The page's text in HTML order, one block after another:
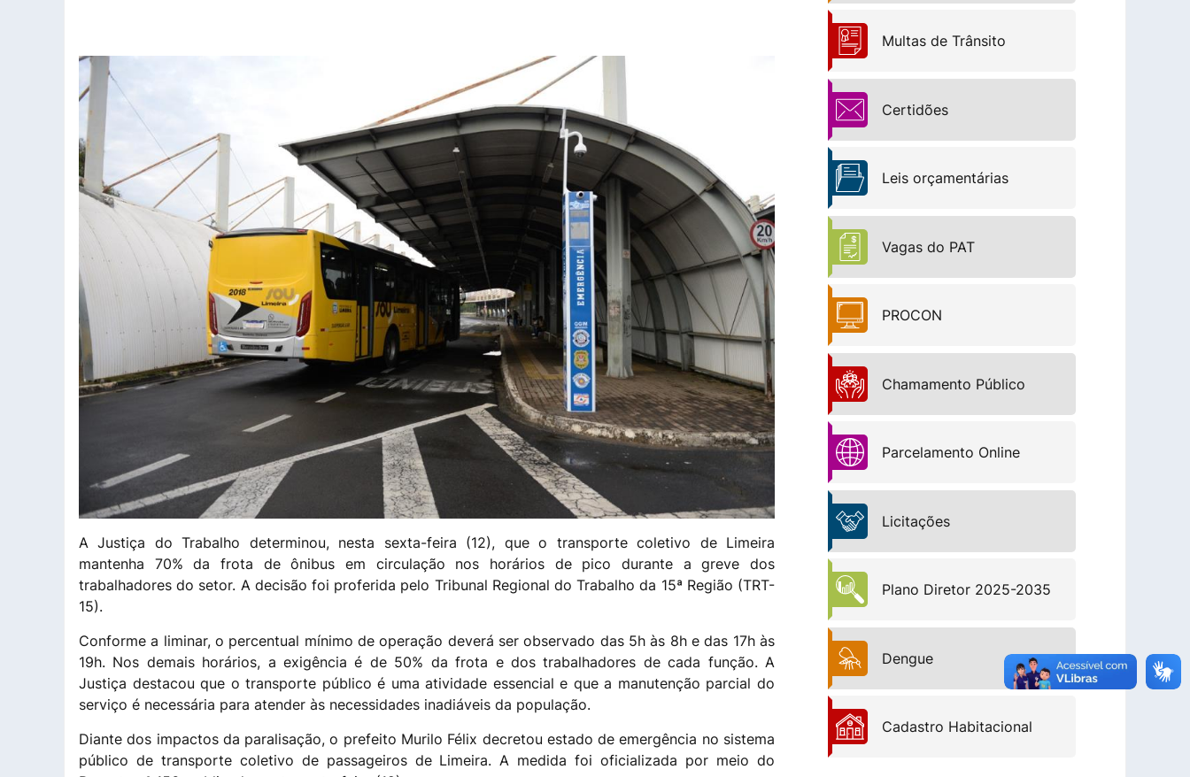
A Justiça do Trabalho determinou, nesta sexta-feira (12), que o transporte coletivo de Limeira
mantenha 70% da frota de ônibus em circulação nos horários de pico durante a greve dos
trabalhadores do setor. A decisão foi proferida pelo Tribunal Regional do Trabalho da 15ª Região (TRT-
15).
Conforme a liminar, o percentual mínimo de operação deverá ser observado das 5h às 8h e das 17h às
19h. Nos demais horários, a exigência é de 50% da frota e dos trabalhadores de cada função. A
Justiça destacou que o transporte público é uma atividade essencial e que a manutenção parcial do
serviço é necessária para atender às necessidades inadiáveis da população.
Diante dos impactos da paralisação, o prefeito Murilo Félix decretou estado de emergência no sistema
público de transporte coletivo de passageiros de Limeira. A medida foi oficializada por meio do
Multas de Trânsito
Certidões
Leis orçamentárias
Vagas do PAT
PROCON
Chamamento Público
Parcelamento Online
Licitações
Plano Diretor 2025-2035
Dengue
Cadastro Habitacional